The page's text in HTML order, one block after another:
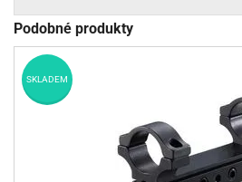
Podobné produkty
SKLADEM